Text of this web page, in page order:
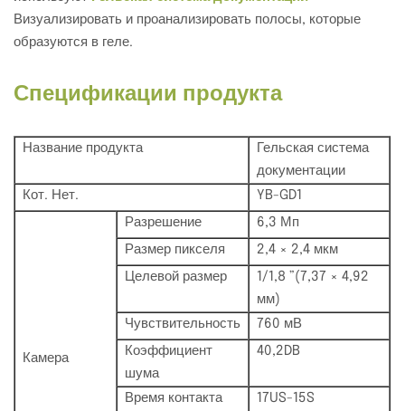
Визуализировать и проанализировать полосы, которые
образуются в геле.
Спецификации продукта
Название продукта
Гельская система
документации
Кот. Нет.
YB-GD1
Камера
Разрешение
6,3 Мп
Размер пикселя
2,4 × 2,4 мкм
Целевой размер
1/1,8 ”(7,37 × 4,92
мм)
Чувствительность
760 мВ
Коэффициент
шума
40,2DB
Время контакта
17US-15S